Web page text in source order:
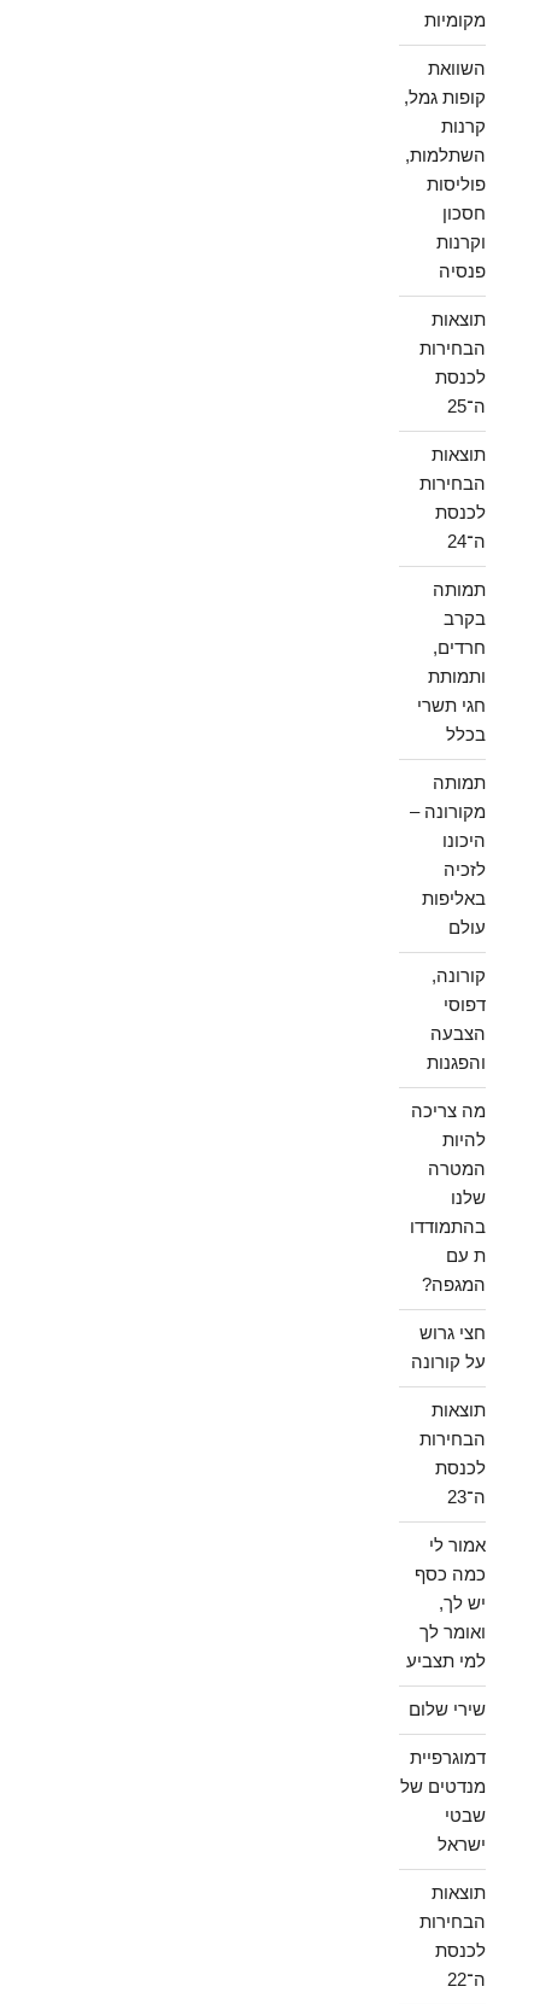
מקומיות
השוואת
קופות גמל,
קרנות
השתלמות,
פוליסות
חסכון
וקרנות
פנסיה
תוצאות
הבחירות
לכנסת
ה־25
תוצאות
הבחירות
לכנסת
ה־24
תמותה
בקרב
חרדים,
ותמותת
חגי תשרי
בכלל
תמותה
מקורונה –
היכונו
לזכיה
באליפות
עולם
קורונה,
דפוסי
הצבעה
והפגנות
מה צריכה
להיות
המטרה
שלנו
בהתמודדו
ת עם
המגפה?
חצי גרוש
על קורונה
תוצאות
הבחירות
לכנסת
ה־23
אמור לי
כמה כסף
יש לך,
ואומר לך
למי תצביע
שירי שלום
דמוגרפיית
מנדטים של
שבטי
ישראל
תוצאות
הבחירות
לכנסת
ה־22